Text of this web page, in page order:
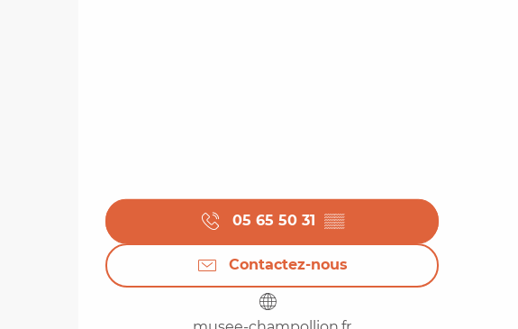
05 65 50 31 ▒▒
Contactez-nous